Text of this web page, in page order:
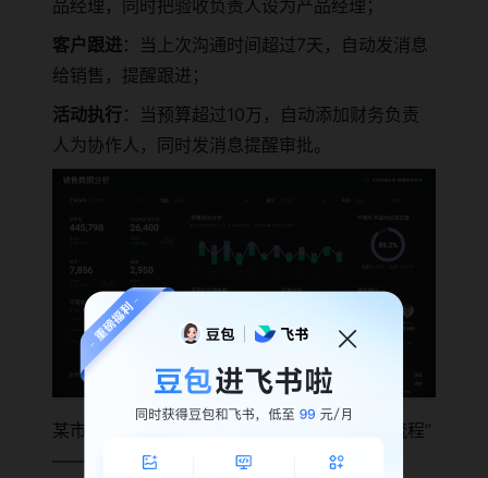
品经理，同时把验收负责人设为产品经理；
客户跟进：当上次沟通时间超过7天，自动发消息
给销售，提醒跟进；
活动执行：当预算超过10万，自动添加财务负责
人为协作人，同时发消息提醒审批。
某市场部的案例：用自动化规则做“活动报名流程”
——当用户填写“活动报名表单”（关联多维表